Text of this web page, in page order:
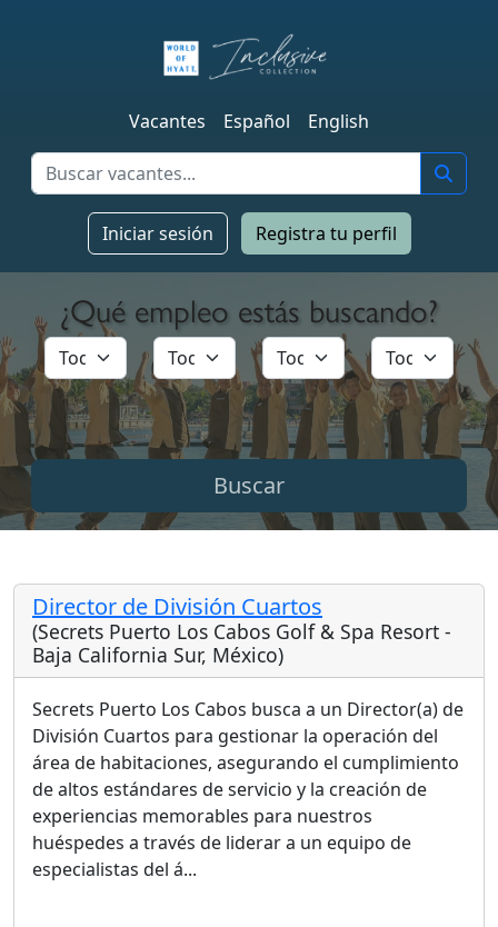
Vacantes Español English
Iniciar sesión Registra tu perfil
¿Qué empleo estás buscando?
Director de División Cuartos
(Secrets Puerto Los Cabos Golf & Spa Resort -
Baja California Sur, México)
Secrets Puerto Los Cabos busca a un Director(a) de
División Cuartos para gestionar la operación del
área de habitaciones, asegurando el cumplimiento
de altos estándares de servicio y la creación de
experiencias memorables para nuestros
huéspedes a través de liderar a un equipo de
especialistas del á...